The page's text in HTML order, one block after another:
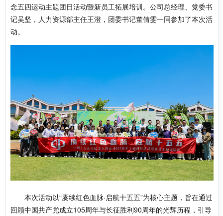
念五四运动主题团日活动暨新员工拓展培训。公司总经理、党委书
记吴坚，人力资源部主任王澄，团委书记董倩雯一同参加了本次活
动。
本次活动以“赓续红色血脉·启航十五五”为核心主题，旨在通过
回顾中国共产党成立105周年与长征胜利90周年的光辉历程，引导